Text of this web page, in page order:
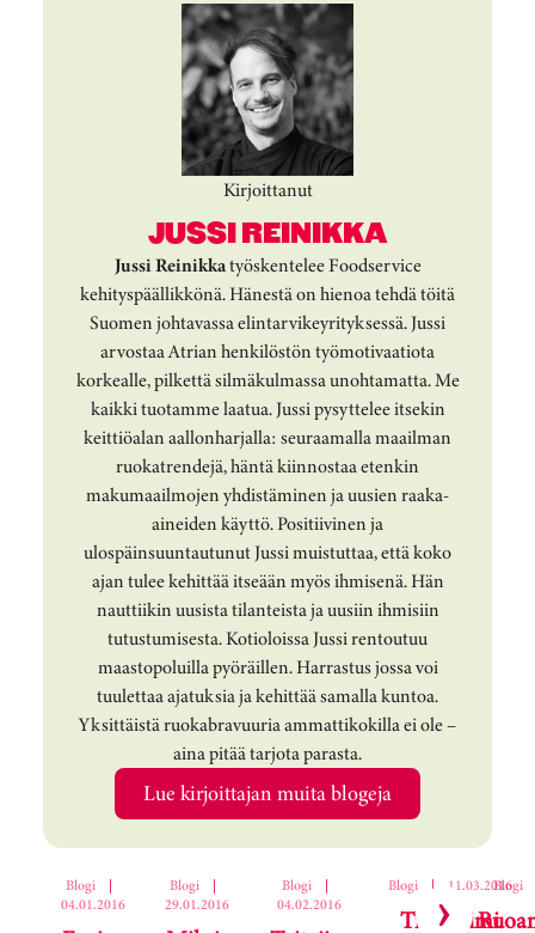
Kirjoittanut
JUSSI REINIKKA
Jussi Reinikkatyöskentelee Foodservice
kehityspäällikkönä. Hänestä on hienoa tehdä töitä
Suomen johtavassa elintarvikeyrityksessä. Jussi
arvostaa Atrian henkilöstön työmotivaatiota
korkealle, pilkettä silmäkulmassa unohtamatta. Me
kaikki tuotamme laatua. Jussi pysyttelee itsekin
keittiöalan aallonharjalla: seuraamalla maailman
ruokatrendejä, häntä kiinnostaa etenkin
makumaailmojen yhdistäminen ja uusien raaka-
aineiden käyttö. Positiivinen ja
ulospäinsuuntautunut Jussi muistuttaa, että koko
ajan tulee kehittää itseään myös ihmisenä. Hän
nauttiikin uusista tilanteista ja uusiin ihmisiin
tutustumisesta. Kotioloissa Jussi rentoutuu
maastopoluilla pyöräillen. Harrastus jossa voi
tuulettaa ajatuksia ja kehittää samalla kuntoa.
Yksittäistä ruokabravuuria ammattikokilla ei ole –
aina pitää tarjota parasta.
Lue kirjoittajan muita blogeja
Ohita korttikaruselli
Blogi
|
04.01.2016
Blogi
|
29.01.2016
Blogi
|
04.02.2016
Blogi | 11.03.2016
Tilan nimi
Blogi